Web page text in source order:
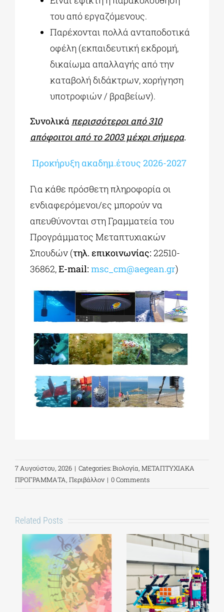
του από εργαζόμενους.
Παρέχονται πολλά ανταποδοτικά
οφέλη (εκπαιδευτική εκδρομή,
δικαίωμα απαλλαγής από την
καταβολή διδάκτρων, χορήγηση
υποτροφιών / βραβείων).
Συνολικά περισσότεροι από 310
απόφοιτοι από το 2003 μέχρι σήμερα.
Προκήρυξη ακαδημ.έτους 2026-2027
Για κάθε πρόσθετη πληροφορία οι
ενδιαφερόμενοι/ες μπορούν να
απευθύνονται στη Γραμματεία του
Προγράμματος Μεταπτυχιακών
Σπουδών (τηλ. επικοινωνίας: 22510-
36862,E-mail: msc_cm@aegean.gr)
7 Αυγούστου, 2026 | Categories:Βιολογία, ΜΕΤΑΠΤΥΧΙΑΚΑ
ΠΡΟΓΡΑΜΜΑΤΑ, Περιβάλλον | 0 Comments
Related Posts